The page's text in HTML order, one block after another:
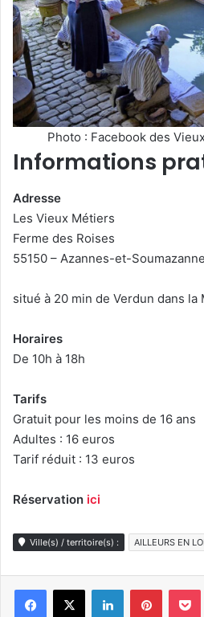
Photo : Facebook des
Informations
Adresse
Les Vieux Métiers
Ferme des Roises
55150 – Azannes-et-
situé à 20 min de Verdun dans la
Horaires
De 10h à 18h
Tarifs
Gratuit pour les moins de 16 ans
Adultes : 16 euros
Tarif réduit : 13 euros
Réservation ici
Ville(s) / territoire(s) : AILLEURS EN
LinkedinPinterest